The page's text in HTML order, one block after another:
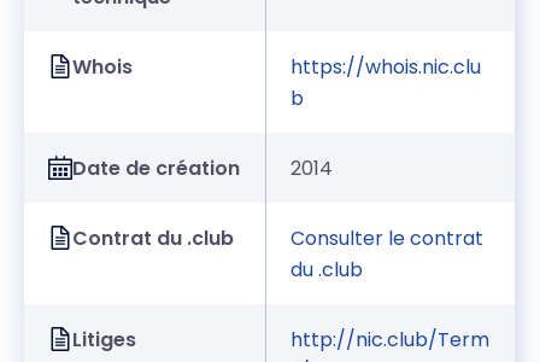
Whois
https://whois.nic.clu
b
Date de création 2014
Contrat du .club
Consulter le contrat
du .club
Litiges
http://nic.club/Term